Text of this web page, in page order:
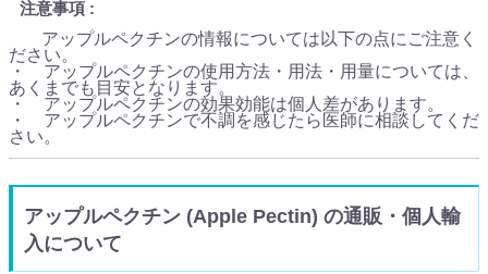
注意事項
アップルペクチンの情報については以下の点にご注意く
ださい。
・ アップルペクチンの使用方法・用法・用量については、
あくまでも目安となります。
・ アップルペクチンの効果効能は個人差があります。
・ アップルペクチンで不調を感じたら医師に相談してくだ
さい。
アップルペクチン (Apple Pectin) の通販・個人輸
入について